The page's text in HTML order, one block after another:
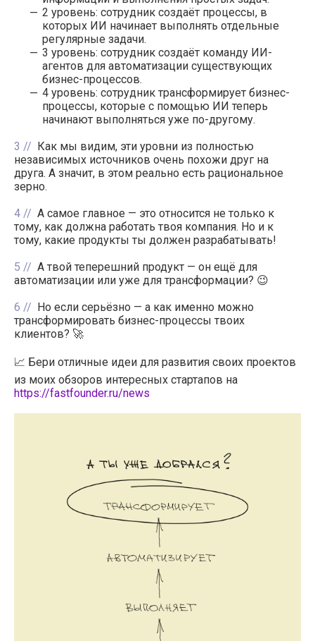
2 уровень: сотрудник создаёт процессы, в
которых ИИ начинает выполнять отдельные
регулярные задачи.
3 уровень: сотрудник создаёт команду ИИ-
агентов для автоматизации существующих
бизнес-процессов.
4 уровень: сотрудник трансформирует бизнес-
процессы, которые с помощью ИИ теперь
начинают выполняться уже по-другому.
3
Как мы видим, эти уровни из полностью
независимых источников очень похожи друг на
друга. А значит, в этом реально есть рациональное
зерно.
4
А самое главное — это относится не только к
тому, как должна работать твоя компания. Но и к
тому, какие продукты ты должен разрабатывать!
5
А твой теперешний продукт — он ещё для
автоматизации или уже для трансформации? 😉
6
Но если серьёзно — а как именно можно
трансформировать бизнес-процессы твоих
клиентов? 🚀
📈 Бери отличные идеи для развития своих проектов
из моих обзоров интересных стартапов на
https://fastfounder.ru/news